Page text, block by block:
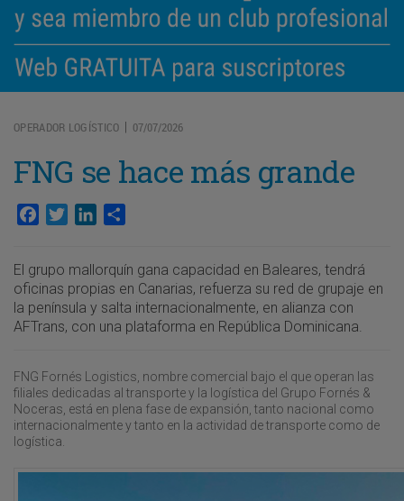
OPERADOR LOGÍSTICO | 07/07/2026
FNG se hace más grande
Facebook
TwitterLinkedIn
El grupo mallorquín gana capacidad en Baleares, tendrá
oficinas propias en Canarias, refuerza su red de grupaje en
la península y salta internacionalmente, en alianza con
AFTrans, con una plataforma en República Dominicana.
FNG Fornés Logistics, nombre comercial bajo el que operan las
filiales dedicadas al transporte y la logística del Grupo Fornés &
Noceras, está en plena fase de expansión, tanto nacional como
internacionalmente y tanto en la actividad de transporte como de
logística.